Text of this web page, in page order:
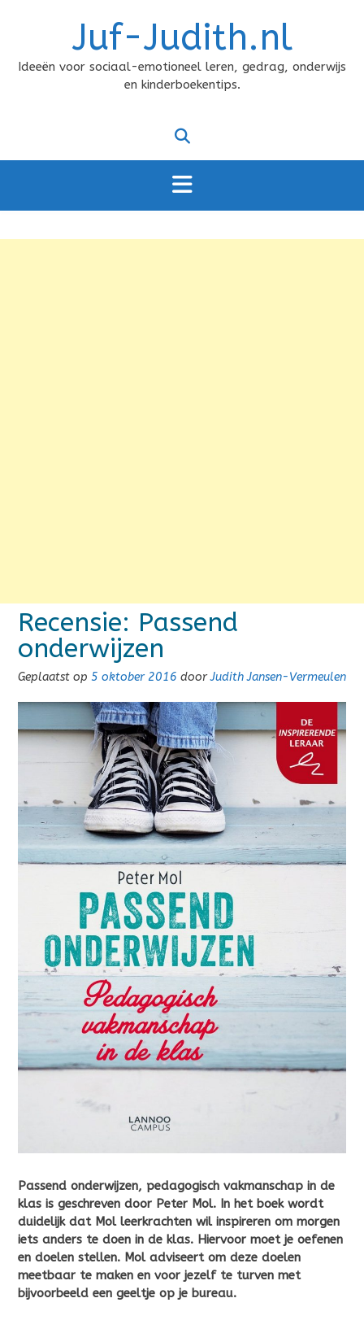
Juf-Judith.nl
Ideeën voor sociaal-emotioneel leren, gedrag, onderwijs
en kinderboekentips.
Recensie: Passend
onderwijzen
Geplaatst op 5 oktober 2016 doorJudith Jansen-Vermeulen
Passend onderwijzen, pedagogisch vakmanschap in de
klas is geschreven door Peter Mol. In het boek wordt
duidelijk dat Mol leerkrachten wil inspireren om morgen
iets anders te doen in de klas. Hiervoor moet je oefenen
en doelen stellen. Mol adviseert om deze doelen
meetbaar te maken en voor jezelf te turven met
bijvoorbeeld een geeltje op je bureau.